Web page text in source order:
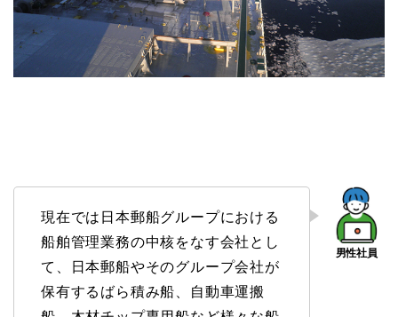
現在では日本郵船グループにおける
船舶管理業務の中核をなす会社とし
て、日本郵船やそのグループ会社が
保有するばら積み船、自動車運搬